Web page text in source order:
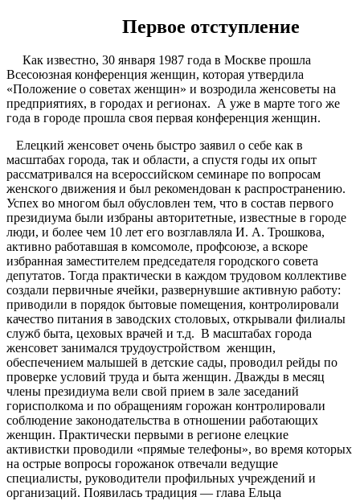
Первое отступление
Как известно, 30 января 1987 года в Москве прошла
Всесоюзная конференция женщин, которая утвердила
«Положение о советах женщин» и возродила женсоветы на
предприятиях, в городах и регионах. А уже в марте того же
года в городе прошла своя первая конференция женщин.
Елецкий женсовет очень быстро заявил о себе как в
масштабах города, так и области, а спустя годы их опыт
рассматривался на всероссийском семинаре по вопросам
женского движения и был рекомендован к распространению.
Успех во многом был обусловлен тем, что в состав первого
президиума были избраны авторитетные, известные в городе
люди, и более чем 10 лет его возглавляла И. А. Трошкова,
активно работавшая в комсомоле, профсоюзе, а вскоре
избранная заместителем председателя городского совета
депутатов. Тогда практически в каждом трудовом коллективе
создали первичные ячейки, развернувшие активную работу:
приводили в порядок бытовые помещения, контролировали
качество питания в заводских столовых, открывали филиалы
служб быта, цеховых врачей и т.д. В масштабах города
женсовет занимался трудоустройством женщин,
обеспечением малышей в детские сады, проводил рейды по
проверке условий труда и быта женщин. Дважды в месяц
члены президиума вели свой прием в зале заседаний
горисполкома и по обращениям горожан контролировали
соблюдение законодательства в отношении работающих
женщин. Практически первыми в регионе елецкие
активистки проводили «прямые телефоны», во время которых
на острые вопросы горожанок отвечали ведущие
специалисты, руководители профильных учреждений и
организаций. Появилась традиция — глава Ельца